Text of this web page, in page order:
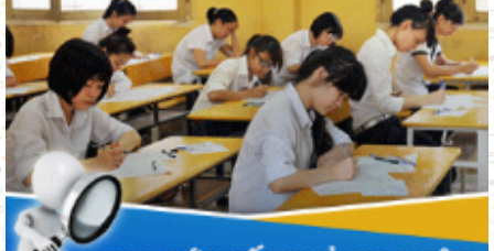
định tư tưởng Hồ Chí Minh, đấu tranh với luận điệu xuyên tạc
Đẩy mạnh truyền thông về giáo dục nghề nghiệp trong toàn
ngành năm 2026
quả hoạt động giáo dục